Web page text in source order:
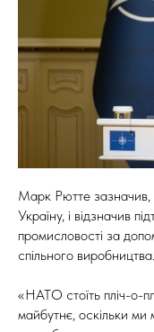
Марк Рютте
Україну, і відзначив
промисловості за
спільного виробництва.
«НАТО стоїть пліч-о-
майбутнє, оскільки ми